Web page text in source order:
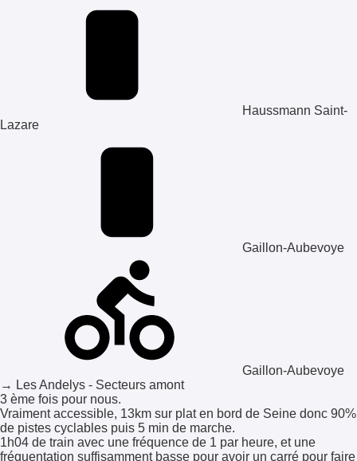
Haussmann Saint-
Lazare
Gaillon-Aubevoye
Gaillon-Aubevoye
→ Les Andelys - Secteurs amont
3 ème fois pour nous.
Vraiment accessible, 13km sur plat en bord de Seine donc 90%
de pistes cyclables puis 5 min de marche.
1h04 de train avec une fréquence de 1 par heure, et une
fréquentation suffisamment basse pour avoir un carré pour faire